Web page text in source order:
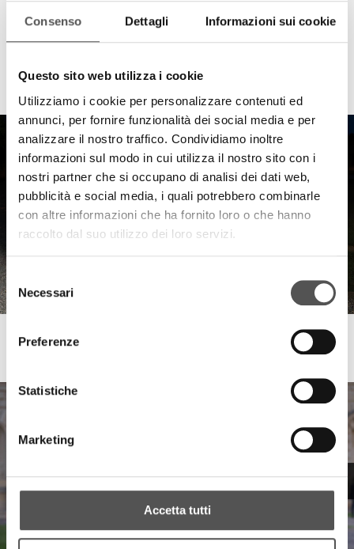
Consenso Dettagli Informazioni sui cookie
Questo sito web utilizza i cookie
Utilizziamo i cookie per personalizzare contenuti ed
annunci, per fornire funzionalità dei social media e per
analizzare il nostro traffico. Condividiamo inoltre
informazioni sul modo in cui utilizza il nostro sito con i
nostri partner che si occupano di analisi dei dati web,
pubblicità e social media, i quali potrebbero combinarle
con altre informazioni che ha fornito loro o che hanno
raccolto dal suo utilizzo dei loro servizi.
Selezione
del
consenso
Necessari
Preferenze
Statistiche
Marketing
Accetta tutti